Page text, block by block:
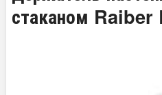
стаканом Raiber